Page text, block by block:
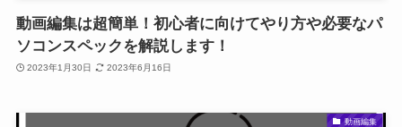
動画編集は超簡単！初心者に向けてやり方や必要なパ
ソコンスペックを解説します！
2023年1月30日 2023年6月16日
動画編集